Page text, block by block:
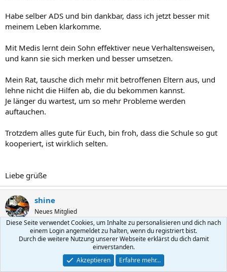
Habe selber ADS und bin dankbar, dass ich jetzt besser mit
meinem Leben klarkomme.
Mit Medis lernt dein Sohn effektiver neue Verhaltensweisen,
und kann sie sich merken und besser umsetzen.
Mein Rat, tausche dich mehr mit betroffenen Eltern aus, und
lehne nicht die Hilfen ab, die du bekommen kannst.
Je länger du wartest, um so mehr Probleme werden
auftauchen.
Trotzdem alles gute für Euch, bin froh, dass die Schule so gut
kooperiert, ist wirklich selten.
Liebe grüße
shine
Neues Mitglied
17 März 2005
Diese Seite verwendet Cookies, um Inhalte zu personalisieren und dich nach
einem Login angemeldet zu halten, wenn du registriert bist.
Durch die weitere Nutzung unserer Webseite erklärst du dich damit
einverstanden.
Akzeptieren
Erfahre mehr…